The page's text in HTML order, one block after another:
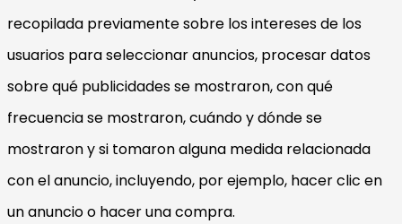
recopilada previamente sobre los intereses de los
usuarios para seleccionar anuncios, procesar datos
sobre qué publicidades se mostraron, con qué
frecuencia se mostraron, cuándo y dónde se
mostraron y si tomaron alguna medida relacionada
con el anuncio, incluyendo, por ejemplo, hacer clic en
un anuncio o hacer una compra.